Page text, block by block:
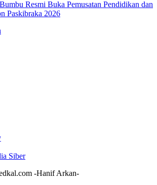
Resmi Buka Pemusatan Pendidikan dan
Paskibraka 2026
Siber
-Hanif Arkan-